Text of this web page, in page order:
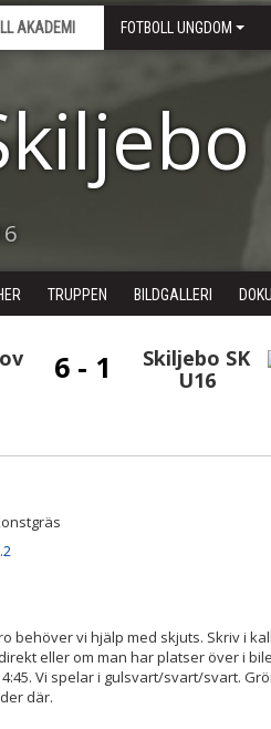
AKADEMI FOTBOLL UNGDOM
TRUPPEN BILDGALLERI
6 - 1
Skiljebo SK
U16
behöver vi hjälp med skjuts. Skriv i
eller om man har platser över i
Vi spelar i gulsvart/svart/svart.
där.